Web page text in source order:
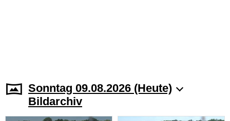
Sonntag 09.08.2026 (Heute)
Bildarchiv